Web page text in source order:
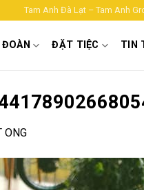
Tam Anh Đà Lạt – Tam Anh
ĐẶT TIỆC TIN
ONG